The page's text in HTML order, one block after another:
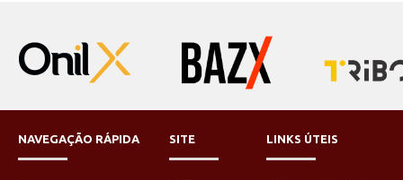
NAVEGAÇÃO RÁPIDA SITE LINKS ÚTEIS